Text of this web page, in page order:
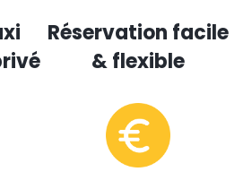
Réservation facile
& flexible